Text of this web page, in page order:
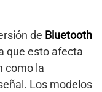
de Bluetooth
que esto afecta
como la
Los modelos